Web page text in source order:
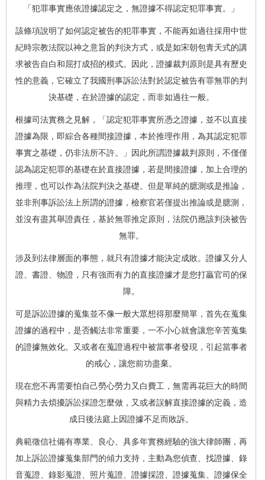
「犯罪事實應依證據認定之，無證據不得認定犯罪事實。」
該條項說明了如何認定被告的犯罪事實，不能再如過往採用中世
紀時宗教法院以神之意旨的判決方式，或是如宋朝包青天式的講
求被告自白和屈打成招的模式。因此，證據裁判原則是具有歷史
性的意義，它確立了我國刑事訴訟法對於認定被告有罪無罪的判
決基礎，在於證據的認定，而非如過往一般。
根據司法實務之見解，「認定犯罪事實所憑之證據，並不以直接
證據為限，即綜合各種間接證據，本於推理作用，為其認定犯罪
事實之基礎，仍非法所不許。」因此所謂證據裁判原則，不僅僅
認為認定犯罪的基礎在於直接證據，若是間接證據，加上合理的
推理，也可以作為法院判決之基礎。但是單純的臆測或是推論，
並非刑事訴訟法上所謂的證據，檢察官若僅提出推論或是臆測，
並沒有盡其舉證責任，基於無罪推定原則，法院仍應該判決被告
無罪。
涉及到法律層面的事態，就只有證據才能決定成敗。證據又分人
證、書證、物證，只有強而有力的直接證據才是您打贏官司的保
障。
可是訴訟證據的蒐集並不像一般大眾想得那麼簡單，首先在蒐集
證據的過程中，是否觸法非常重要，一不小心就會讓您辛苦蒐集
的證據無效化。又或者在蒐證過程中被當事者發現，引起當事者
的戒心，讓您前功盡棄。
現在您不再需要怕自己勞心勞力又白費工，無需再花巨大的時間
與精力去煩擾訴訟採證怎麼做，又或者誤解直接證據的定義，造
成日後法庭上因證據不足而敗訴。
典範徵信社備有專業、良心、具多年實務經驗的強大律師團，再
加上訴訟證據蒐集部門的傾力支持，主動為您偵查、找證據、錄
音蒐證、錄影蒐證、照片蒐證、證據採證、證據蒐集、證據保全